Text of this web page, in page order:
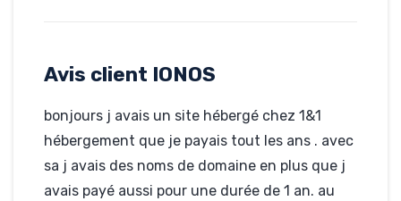
desgrottesdelaplaine.fr
Avis client IONOS
bonjours j avais un site hébergé chez 1&1
hébergement que je payais tout les ans . avec
sa j avais des noms de domaine en plus que j
avais payé aussi pour une durée de 1 an. au